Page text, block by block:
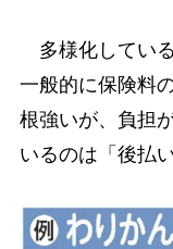
多様化してい
一般的に保険料
根強いが、負担
いるのは「後払